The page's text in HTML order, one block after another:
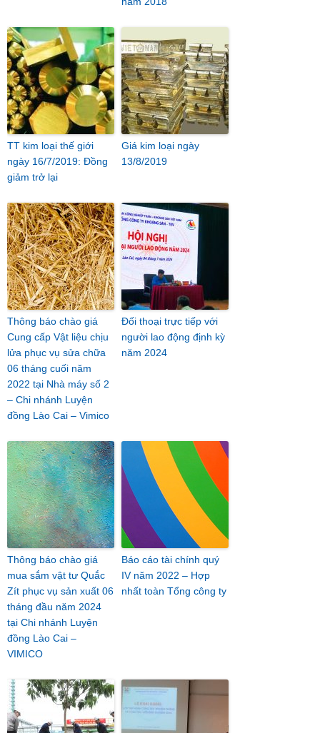
TT kim loại thế giới
ngày 16/7/2019: Đồng
giảm trở lại
Giá kim loại ngày
13/8/2019
Thông báo chào giá
Cung cấp Vật liệu chịu
lửa phục vụ sửa chữa
06 tháng cuối năm
2022 tại Nhà máy số 2
– Chi nhánh Luyện
đồng Lào Cai – Vimico
Đối thoại trực tiếp với
người lao động định kỳ
năm 2024
Thông báo chào giá
mua sắm vật tư Quắc
Zít phục vụ sản xuất 06
tháng đầu năm 2024
tại Chi nhánh Luyện
đồng Lào Cai –
VIMICO
Báo cáo tài chính quý
IV năm 2022 – Hợp
nhất toàn Tổng công ty